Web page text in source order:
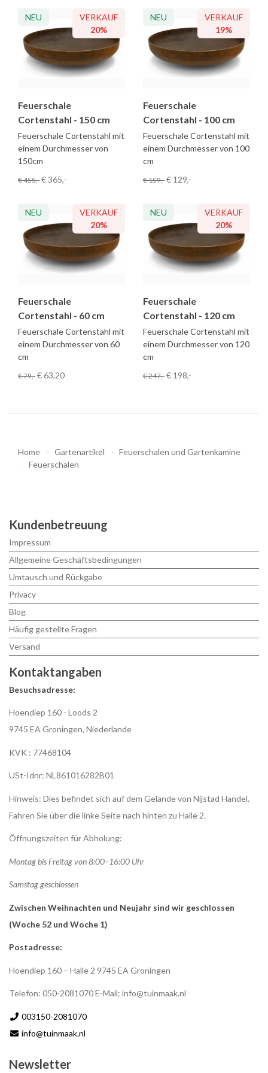
NEU
VERKAUF
20%
Feuerschale
Cortenstahl - 150 cm
Feuerschale Cortenstahl mit
einem Durchmesser von
150cm
€ 455,- € 365,-
NEU
VERKAUF
19%
Feuerschale
Cortenstahl - 100 cm
Feuerschale Cortenstahl mit
einem Durchmesser von 100
cm
€ 159,- € 129,-
NEU
VERKAUF
20%
Feuerschale
Cortenstahl - 60 cm
Feuerschale Cortenstahl mit
einem Durchmesser von 60
cm
€ 79,- € 63,20
NEU
VERKAUF
20%
Feuerschale
Cortenstahl - 120 cm
Feuerschale Cortenstahl mit
einem Durchmesser von 120
cm
€ 247,- € 198,-
Home Gartenartikel
Feuerschalen und Gartenkamine
Feuerschalen
Kundenbetreuung
Impressum
Allgemeine Geschäftsbedingungen
Umtausch und Rückgabe
Privacy
Blog
Häufig gestellte Fragen
Versand
Kontaktangaben
Besuchsadresse:
Hoendiep 160 - Loods 2
9745 EA Groningen, Niederlande
KVK : 77468104
USt-Idnr: NL861016282B01
Hinweis: Dies befindet sich auf dem Gelände von Nijstad Handel.
Fahren Sie über die linke Seite nach hinten zu Halle 2.
Öffnungszeiten für Abholung:
Montag bis Freitag von 8:00–16:00 Uhr
Samstag geschlossen
Zwischen Weihnachten und Neujahr sind wir geschlossen
(Woche 52 und Woche 1)
Postadresse:
Hoendiep 160 – Halle 2 9745 EA Groningen
Telefon: 050-2081070 E-Mail: info@tuinmaak.nl
003150-2081070
info@tuinmaak.nl
Newsletter